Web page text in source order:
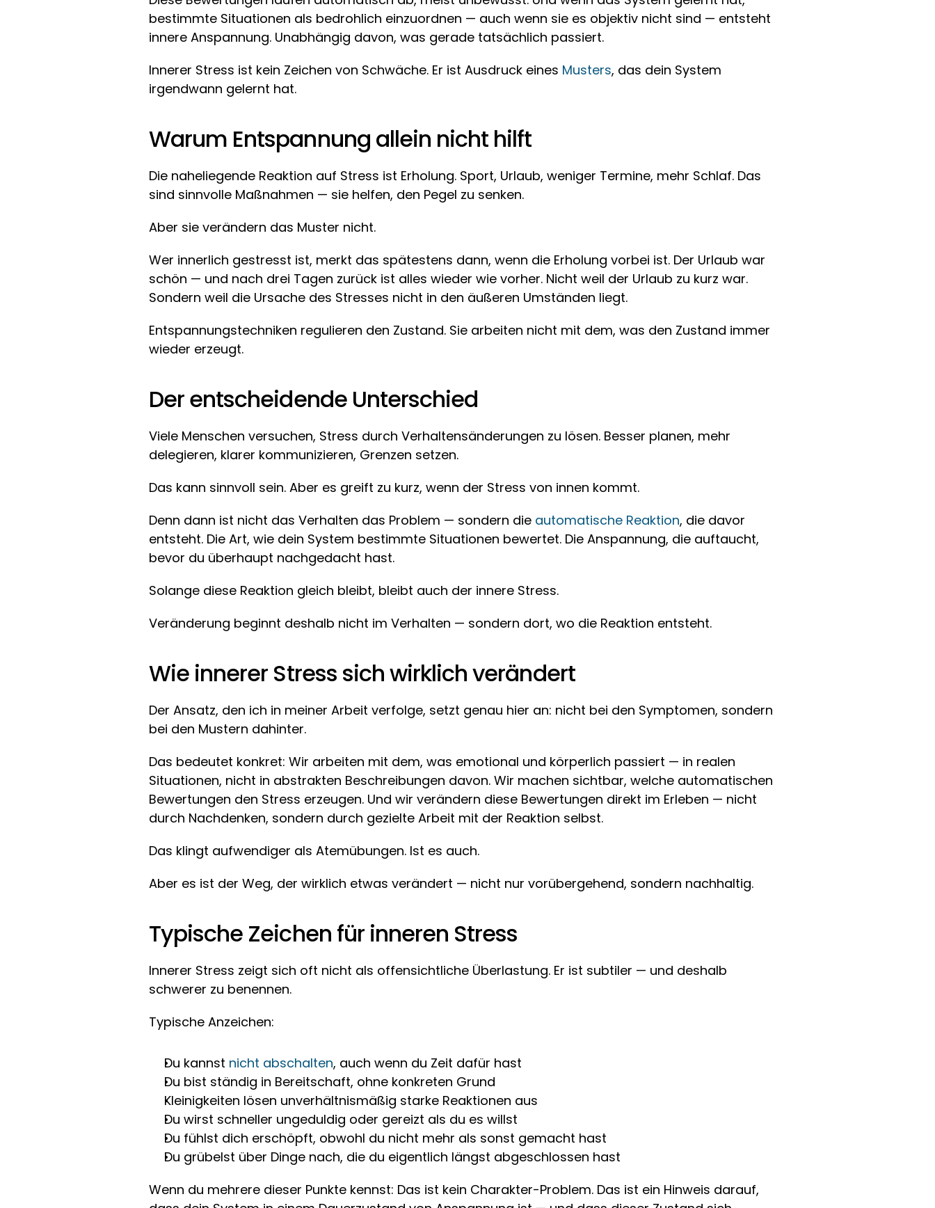
bestimmte Situationen als bedrohlich einzuordnen — auch wenn sie es objektiv nicht sind — entsteht
innere Anspannung. Unabhängig davon, was gerade tatsächlich passiert.
Innerer Stress ist kein Zeichen von Schwäche. Er ist Ausdruck eines Musters, das dein System
irgendwann gelernt hat.
Warum Entspannung allein nicht hilft
Die naheliegende Reaktion auf Stress ist Erholung. Sport, Urlaub, weniger Termine, mehr Schlaf. Das
sind sinnvolle Maßnahmen — sie helfen, den Pegel zu senken.
Aber sie verändern das Muster nicht.
Wer innerlich gestresst ist, merkt das spätestens dann, wenn die Erholung vorbei ist. Der Urlaub war
schön — und nach drei Tagen zurück ist alles wieder wie vorher. Nicht weil der Urlaub zu kurz war.
Sondern weil die Ursache des Stresses nicht in den äußeren Umständen liegt.
Entspannungstechniken regulieren den Zustand. Sie arbeiten nicht mit dem, was den Zustand immer
wieder erzeugt.
Der entscheidende Unterschied
Viele Menschen versuchen, Stress durch Verhaltensänderungen zu lösen. Besser planen, mehr
delegieren, klarer kommunizieren, Grenzen setzen.
Das kann sinnvoll sein. Aber es greift zu kurz, wenn der Stress von innen kommt.
Denn dann ist nicht das Verhalten das Problem — sondern die automatische Reaktion, die davor
entsteht. Die Art, wie dein System bestimmte Situationen bewertet. Die Anspannung, die auftaucht,
bevor du überhaupt nachgedacht hast.
Solange diese Reaktion gleich bleibt, bleibt auch der innere Stress.
Veränderung beginnt deshalb nicht im Verhalten — sondern dort, wo die Reaktion entsteht.
Wie innerer Stress sich wirklich verändert
Der Ansatz, den ich in meiner Arbeit verfolge, setzt genau hier an: nicht bei den Symptomen, sondern
bei den Mustern dahinter.
Das bedeutet konkret: Wir arbeiten mit dem, was emotional und körperlich passiert — in realen
Situationen, nicht in abstrakten Beschreibungen davon. Wir machen sichtbar, welche automatischen
Bewertungen den Stress erzeugen. Und wir verändern diese Bewertungen direkt im Erleben — nicht
durch Nachdenken, sondern durch gezielte Arbeit mit der Reaktion selbst.
Das klingt aufwendiger als Atemübungen. Ist es auch.
Aber es ist der Weg, der wirklich etwas verändert — nicht nur vorübergehend, sondern nachhaltig.
Typische Zeichen für inneren Stress
Innerer Stress zeigt sich oft nicht als offensichtliche Überlastung. Er ist subtiler — und deshalb
schwerer zu benennen.
Typische Anzeichen:
Du kannst nicht abschalten, auch wenn du Zeit dafür hast
Du bist ständig in Bereitschaft, ohne konkreten Grund
Kleinigkeiten lösen unverhältnismäßig starke Reaktionen aus
Du wirst schneller ungeduldig oder gereizt als du es willst
Du fühlst dich erschöpft, obwohl du nicht mehr als sonst gemacht hast
Du grübelst über Dinge nach, die du eigentlich längst abgeschlossen hast
Wenn du mehrere dieser Punkte kennst: Das ist kein Charakter-Problem. Das ist ein Hinweis darauf,